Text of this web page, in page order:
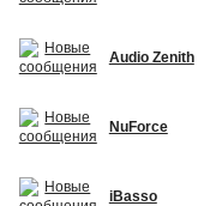
Audio Zenith
NuForce
iBasso